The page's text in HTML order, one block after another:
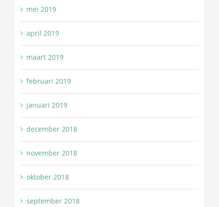
mei 2019
april 2019
maart 2019
februari 2019
januari 2019
december 2018
november 2018
oktober 2018
september 2018